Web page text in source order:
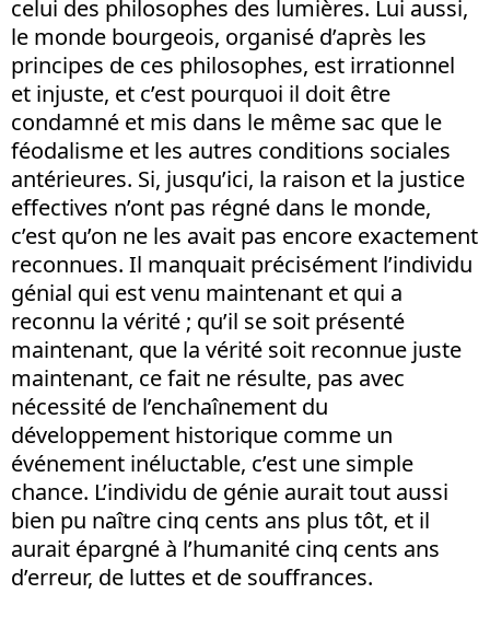
celui des philosophes des lumières. Lui aussi,
le monde bourgeois, organisé d’après les
principes de ces philosophes, est irrationnel
et injuste, et c’est pourquoi il doit être
condamné et mis dans le même sac que le
féodalisme et les autres conditions sociales
antérieures. Si, jusqu’ici, la raison et la justice
effectives n’ont pas régné dans le monde,
c’est qu’on ne les avait pas encore exactement
reconnues. Il manquait précisément l’individu
génial qui est venu maintenant et qui a
reconnu la vérité ; qu’il se soit présenté
maintenant, que la vérité soit reconnue juste
maintenant, ce fait ne résulte, pas avec
nécessité de l’enchaînement du
développement historique comme un
événement inéluctable, c’est une simple
chance. L’individu de génie aurait tout aussi
bien pu naître cinq cents ans plus tôt, et il
aurait épargné à l’humanité cinq cents ans
d’erreur, de luttes et de souffrances.